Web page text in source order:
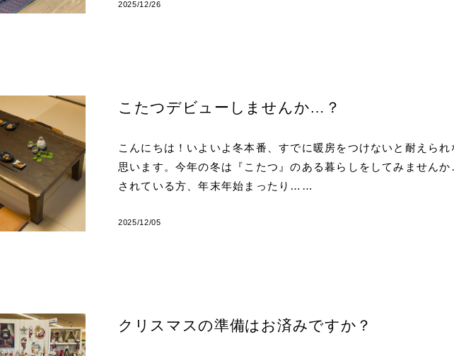
2025/12/26
こたつデビューしませんか…？
こんにちは！いよいよ冬本番、すでに暖房をつけないと耐えら
思います。今年の冬は『こたつ』のある暮らしをしてみません
されている方、年末年始まったり……
2025/12/05
クリスマスの準備はお済みですか？